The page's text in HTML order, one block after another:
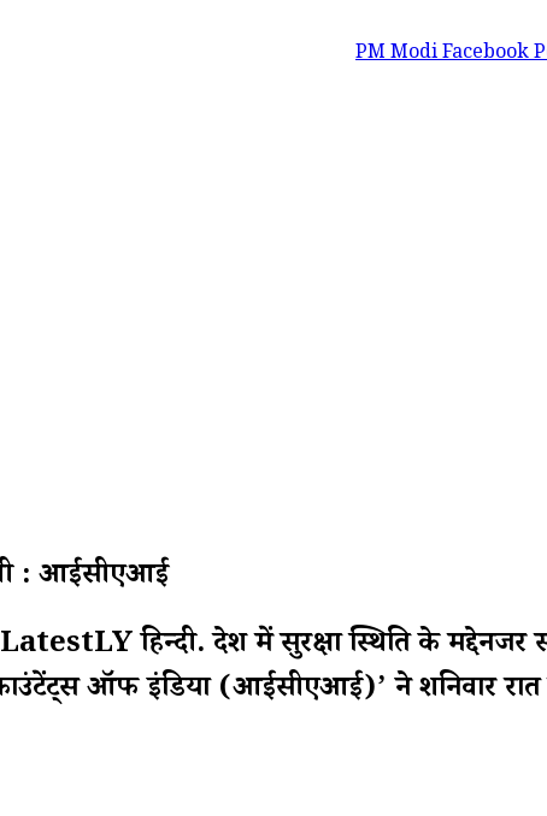
PM Modi Facebook Post Row:
: आईसीएआई
हिन्दी. देश में सुरक्षा स्थिति के मद्देनजर
ऑफ इंडिया (आईसीएआई)’ ने शनिवार रात